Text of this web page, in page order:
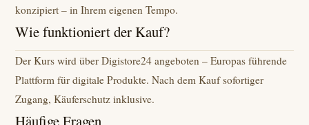
konzipiert – in Ihrem eigenen Tempo.
Wie funktioniert der Kauf?
Der Kurs wird über Digistore24 angeboten – Europas führende
Plattform für digitale Produkte. Nach dem Kauf sofortiger
Zugang, Käuferschutz inklusive.
Häufige Fragen